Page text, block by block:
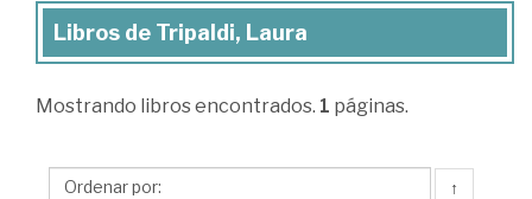
Libros
Tripaldi,
Libros de Tripaldi, Laura
Mostrando libros encontrados. 1 páginas.
↑